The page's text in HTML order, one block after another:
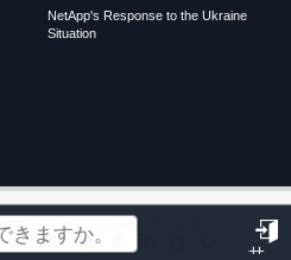
サ
NetApp's Response to the Ukraine
Situation
Terms of Use
Privacy Policy